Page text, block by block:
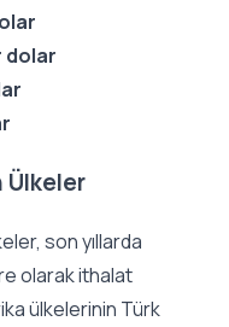
dolar
Ülkeler
son yıllarda
olarak ithalat
ülkelerinin Türk